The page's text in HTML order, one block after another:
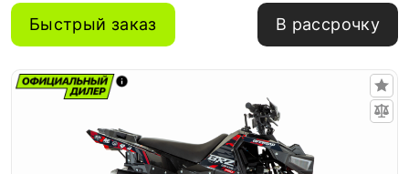
Быстрый заказ В рассрочку